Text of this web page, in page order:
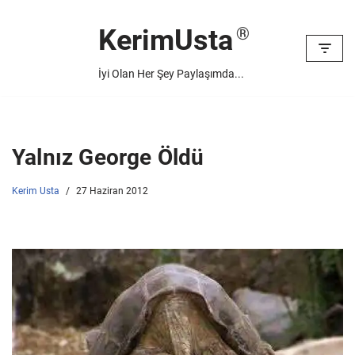
KerimUsta
İyi Olan Her Şey Paylaşımda...
Yalnız George Öldü
Kerim Usta 27 Haziran 2012